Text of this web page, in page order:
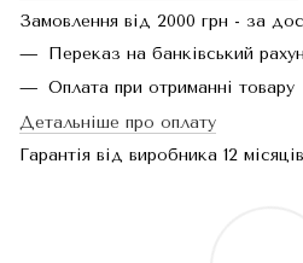
Замовлення від 2000 грн - за
Переказ на банківський
Оплата при отриманні товару
Детальніше про оплату
Гарантія від виробника 12